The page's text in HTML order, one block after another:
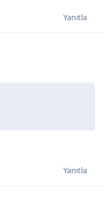
Yanıtla
Yanıtla